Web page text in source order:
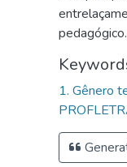
pedagógico.
1. Gênero